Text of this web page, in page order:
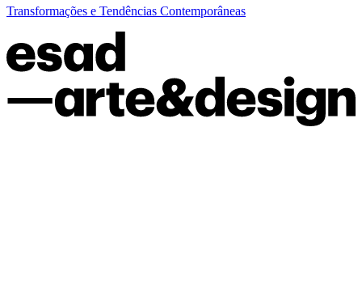
Transformações e Tendências Contemporâneas